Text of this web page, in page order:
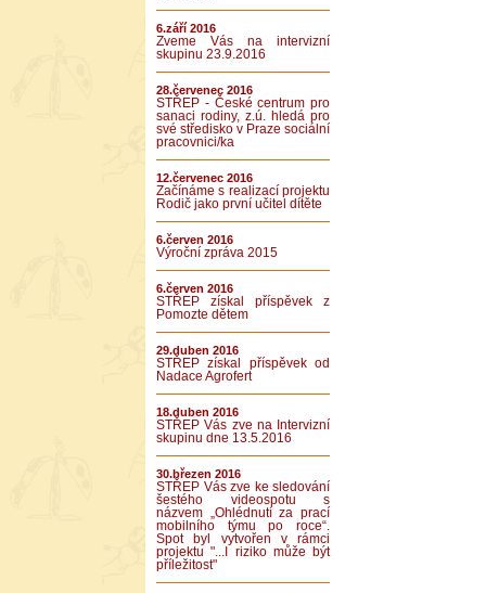
6.září 2016
Zveme Vás na intervizní
skupinu 23.9.2016
28.červenec 2016
STŘEP - České centrum pro
sanaci rodiny, z.ú. hledá pro
své středisko v Praze sociální
pracovnici/ka
12.červenec 2016
Začínáme s realizací projektu
Rodič jako první učitel dítěte
6.červen 2016
Výroční zpráva 2015
6.červen 2016
STŘEP získal příspěvek z
Pomozte dětem
29.duben 2016
STŘEP získal příspěvek od
Nadace Agrofert
18.duben 2016
STŘEP Vás zve na Intervizní
skupinu dne 13.5.2016
30.březen 2016
STŘEP Vás zve ke sledování
šestého videospotu s
názvem „Ohlédnutí za prací
mobilního týmu po roce“.
Spot byl vytvořen v rámci
projektu "...I riziko může být
příležitost"